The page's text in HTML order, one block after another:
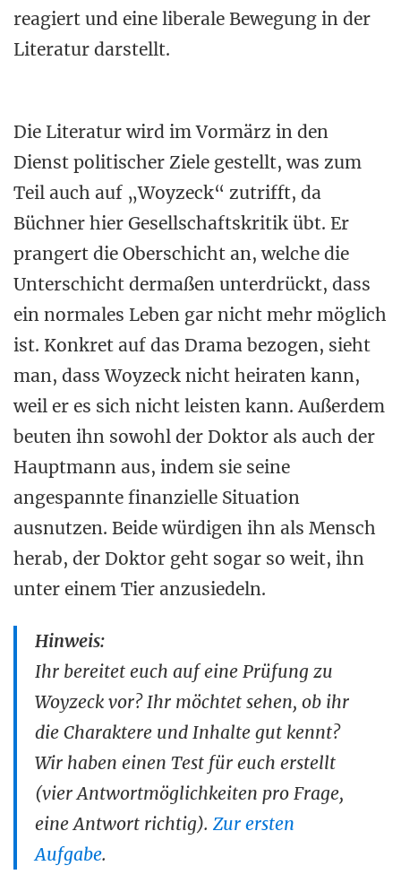
reagiert und eine liberale Bewegung in der
Literatur darstellt.
Die Literatur wird im Vormärz in den
Dienst politischer Ziele gestellt, was zum
Teil auch auf „Woyzeck“ zutrifft, da
Büchner hier Gesellschaftskritik übt. Er
prangert die Oberschicht an, welche die
Unterschicht dermaßen unterdrückt, dass
ein normales Leben gar nicht mehr möglich
ist. Konkret auf das Drama bezogen, sieht
man, dass Woyzeck nicht heiraten kann,
weil er es sich nicht leisten kann. Außerdem
beuten ihn sowohl der Doktor als auch der
Hauptmann aus, indem sie seine
angespannte finanzielle Situation
ausnutzen. Beide würdigen ihn als Mensch
herab, der Doktor geht sogar so weit, ihn
unter einem Tier anzusiedeln.
Hinweis:
Ihr bereitet euch auf eine Prüfung zu
Woyzeck vor? Ihr möchtet sehen, ob ihr
die Charaktere und Inhalte gut kennt?
Wir haben einen Test für euch erstellt
(vier Antwortmöglichkeiten pro Frage,
eine Antwort richtig). Zur ersten
Aufgabe.